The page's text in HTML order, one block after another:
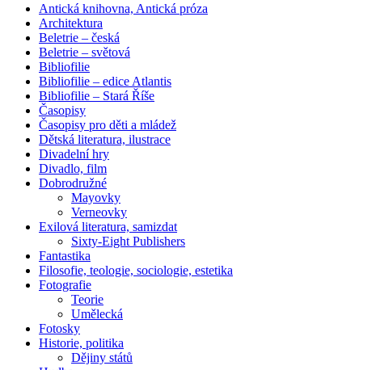
Antická knihovna, Antická próza
Architektura
Beletrie – česká
Beletrie – světová
Bibliofilie
Bibliofilie – edice Atlantis
Bibliofilie – Stará Říše
Časopisy
Časopisy pro děti a mládež
Dětská literatura, ilustrace
Divadelní hry
Divadlo, film
Dobrodružné
Mayovky
Verneovky
Exilová literatura, samizdat
Sixty-Eight Publishers
Fantastika
Filosofie, teologie, sociologie, estetika
Fotografie
Teorie
Umělecká
Fotosky
Historie, politika
Dějiny států